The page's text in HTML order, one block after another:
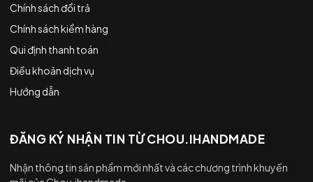
Chính sách đổi trả
Chính sách kiểm hàng
Qui định thanh toán
Điều khoản dịch vụ
Hướng dẫn
ĐĂNG KÝ NHẬN TIN TỪ CHOU.IHANDMADE
Nhận thông tin sản phẩm mới nhất và các chương trình khuyến